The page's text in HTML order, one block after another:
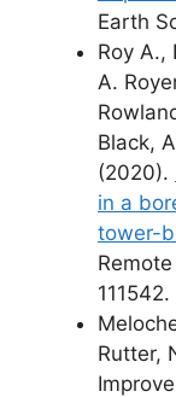
Earth
Roy A.,
A.
Black,
(2020).
in a
tower-
111542.
Rutter,